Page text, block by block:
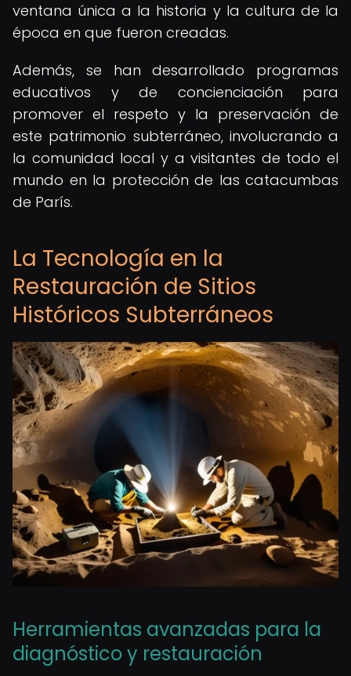
ventana única a la historia y la cultura de la
época en que fueron creadas.
Además, se han desarrollado programas
educativos y de concienciación para
promover el respeto y la preservación de
este patrimonio subterráneo, involucrando a
la comunidad local y a visitantes de todo el
mundo en la protección de las catacumbas
de París.
La Tecnología en la
Restauración de Sitios
Históricos Subterráneos
Herramientas avanzadas para la
diagnóstico y restauración